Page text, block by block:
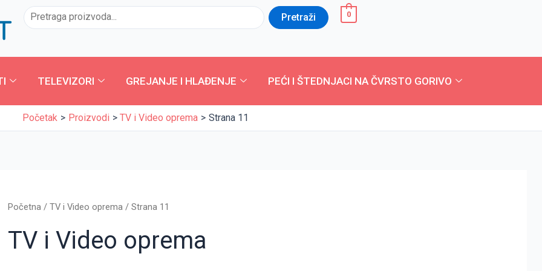
Pretraga Pretraži 0
TELEVIZORI GREJANJE I HLAĐENJE PEĆI I ŠTEDNJACI NA ČVRSTO GORIVO
Početak Proizvodi TV i Video oprema Strana 11
Početna /TV i Video oprema / Strana 11
TV i Video oprema
Sorted